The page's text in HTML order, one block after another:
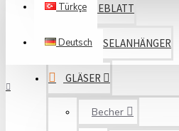
Türkçe
Deutsch
SERVICEBLATT
SCHLÜSSELANHÄNGER
GLÄSER
Becher